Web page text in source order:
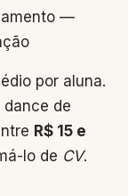
—
por aluna.
dance de
R$ 15 e
lo de CV.